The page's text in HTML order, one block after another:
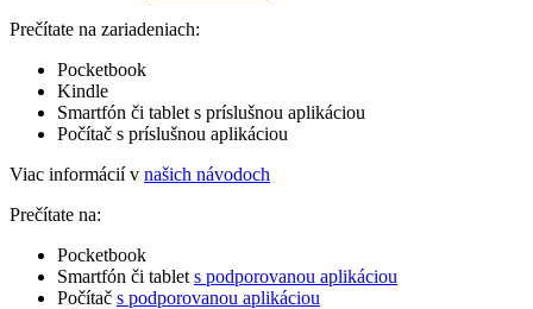
Prečítate na zariadeniach:
Pocketbook
Kindle
Smartfón či tablet s príslušnou aplikáciou
Počítač s príslušnou aplikáciou
Viac informácií v našich návodoch
Prečítate na:
Pocketbook
Smartfón či tablet s podporovanou aplikáciou
Počítač s podporovanou aplikáciou